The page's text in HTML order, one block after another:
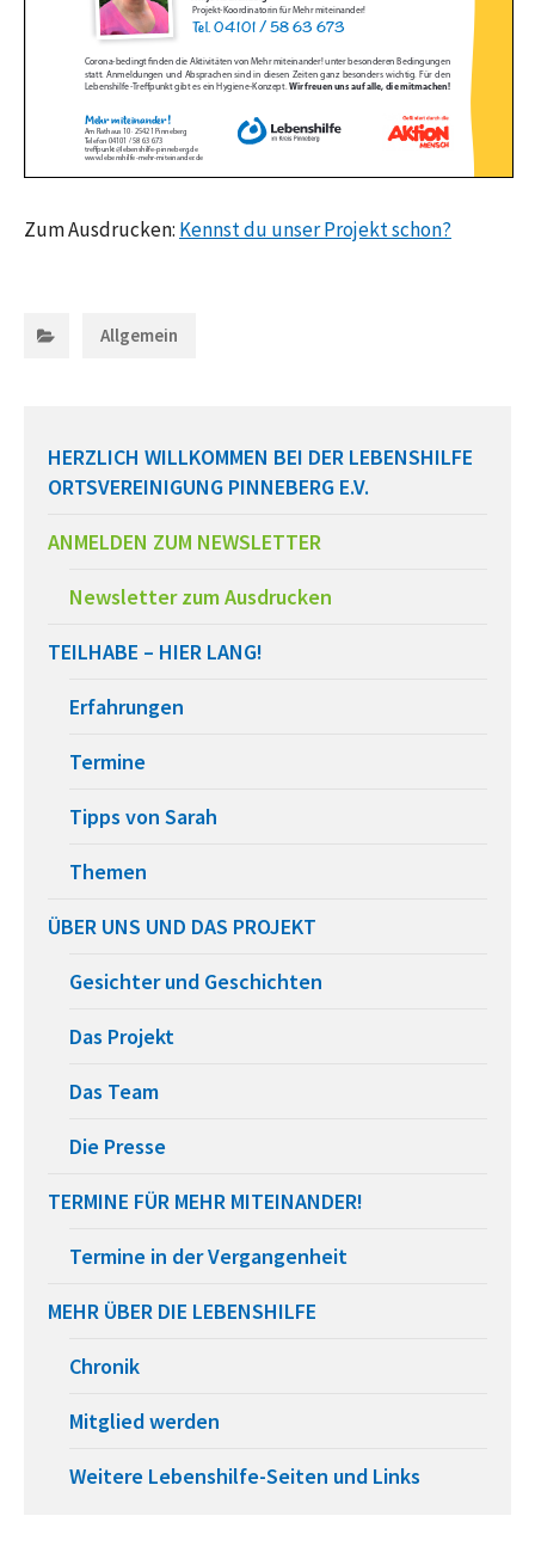
Zum Ausdrucken: Kennst du unser Projekt schon?
Allgemein
HERZLICH WILLKOMMEN BEI DER LEBENSHILFE
ORTSVEREINIGUNG PINNEBERG E.V.
ANMELDEN ZUM NEWSLETTER
Newsletter zum Ausdrucken
TEILHABE – HIER LANG!
Erfahrungen
Termine
Tipps von Sarah
Themen
ÜBER UNS UND DAS PROJEKT
Gesichter und Geschichten
Das Projekt
Das Team
Die Presse
TERMINE FÜR MEHR MITEINANDER!
Termine in der Vergangenheit
MEHR ÜBER DIE LEBENSHILFE
Chronik
Mitglied werden
Weitere Lebenshilfe-Seiten und Links